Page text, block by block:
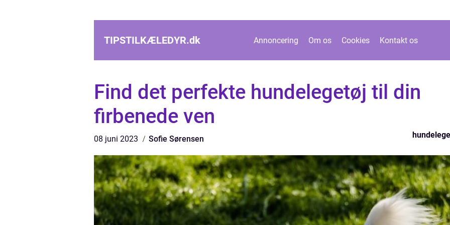
TIPSTILKÆLEDYR.dk Annoncering Om os Cookies Kontakt os
Find det perfekte hundelegetøj til din
firbenede ven
08 juni 2023 Sofie Sørensen